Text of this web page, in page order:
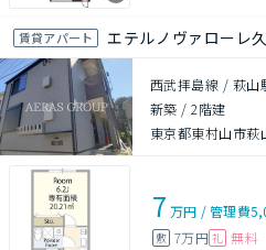
賃貸アパート エテルノヴァローレ
西武拝島線 / 萩山
新築 /2階建
東京都東村山市萩
7 万円 /管理費
敷 7万円 礼 無料